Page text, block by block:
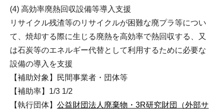
(4) 高効率廃熱回収設備等導入支援
リサイクル残渣等のリサイクルが困難な廃プラ等につい
て、焼却する際に生じる廃熱を高効率で熱回収する、又
は石炭等のエネルギー代替として利用するために必要な
設備の導入を支援
【補助対象】民間事業者・団体等
【補助率】1/3 1/2
【執行団体】 公益財団法人廃棄物・3R研究財団（外部サ